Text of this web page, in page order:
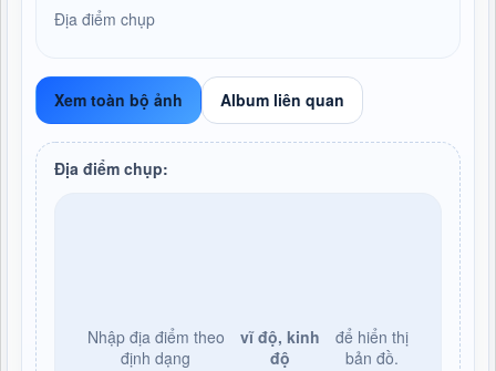
Địa điểm chụp
Xem toàn bộ ảnh Album liên quan
Địa điểm chụp:
Nhập địa điểm theo
định dạng
vĩ độ, kinh
độ
để hiển thị
bản đồ.